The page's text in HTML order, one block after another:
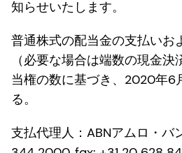
知らせいたします。
普通株式の配当金の支払いお
（必要な場合は端数の現金
当権の数に基づき、2020年6
る。
支払代理人：ABNアムロ・バ